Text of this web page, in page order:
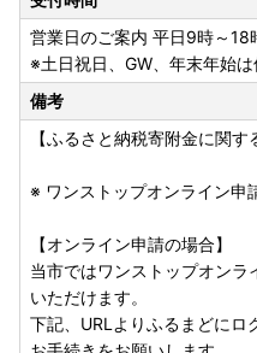
用いただけます。
下記、URLよりふるまどに
後、お手続きをお願いしま
なお、ふるまどは1月10日
ん。
［ふるまど］https://
ふるまどでの寄附番号に
いただき受付番号をご入力
①寄附整理番号：自治体発
ております33211から始まる
②寄附先のふるさと納税サ
営業日のご案内 平日9時～18
※土日祝日、GW、年末年始は
備考
【ふるさと納税寄附金に関
※ ワンストップオンライン申
【オンライン申請の場合】
当市ではワンストップオンラ
いただけます。
下記、URLよりふるまどにロ